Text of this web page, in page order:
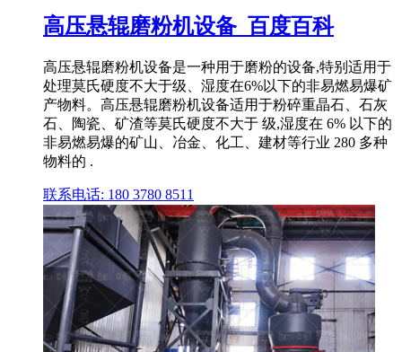
高压悬辊磨粉机设备_百度百科
高压悬辊磨粉机设备‌是一种用于磨粉的设备,特别适用于
处理莫氏硬度不大于级、湿度在6%以下的非易燃易爆矿
产物料。高压悬辊磨粉机设备适用于粉碎重晶石、石灰
石、陶瓷、矿渣等莫氏硬度不大于 级,湿度在 6% 以下的
非易燃易爆的矿山、冶金、化工、建材等行业 280 多种
物料的 .
联系电话: 180 3780 8511